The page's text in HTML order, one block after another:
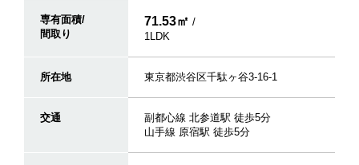
専有面積/
間取り
71.53㎡ /
1LDK
所在地 東京都渋谷区千駄ヶ谷3-16-1
交通
副都心線 北参道駅 徒歩5分
山手線 原宿駅 徒歩5分